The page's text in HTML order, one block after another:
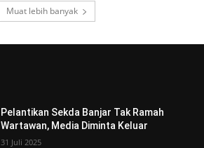
Muat lebih banyak
Pelantikan Sekda Banjar Tak Ramah
Wartawan, Media Diminta Keluar
31 Juli 2025